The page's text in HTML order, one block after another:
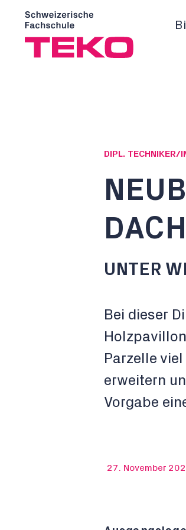
DIPL. TECHNIKER/
UNTER
Bei dieser
Parzelle
erweitern
Vorgabe
27. November